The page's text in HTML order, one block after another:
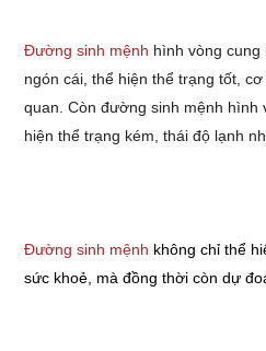
Đường sinh mệnh hình vòng cung
ngón cái, thể hiện thể trạng tốt,
quan.Còn đường sinh mệnh hình
hiện thể trạng kém, thái độ lạnh
Đường sinh mệnh không chỉ thể
sức khoẻ, mà đồng thời còn dự